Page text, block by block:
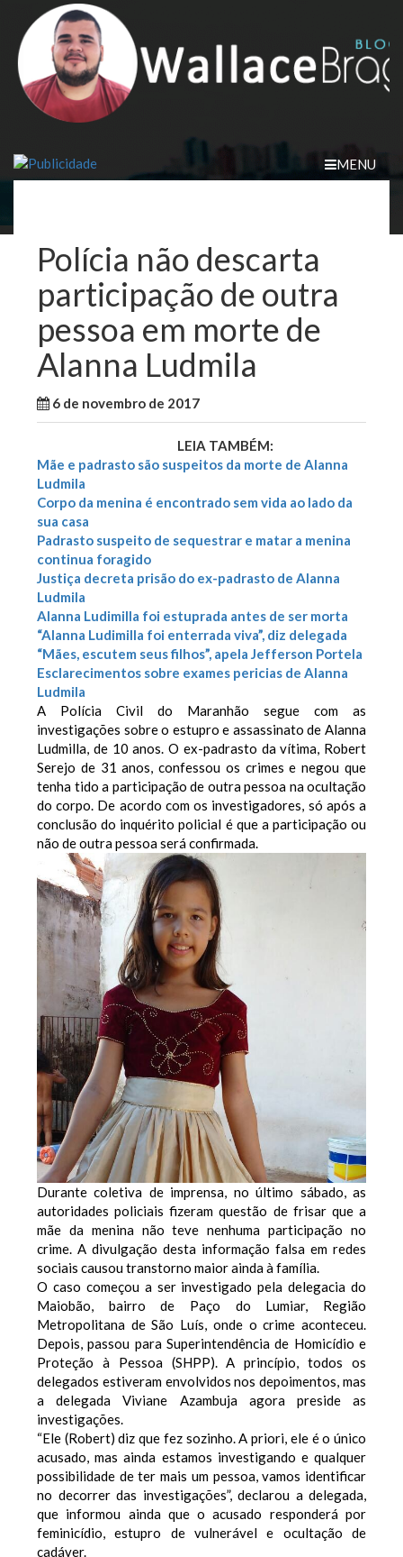
content
MENU
Polícia não descarta
participação de outra
pessoa em morte de
Alanna Ludmila
6 de novembro de 2017
LEIA TAMBÉM:
Mãe e padrasto são suspeitos da morte de Alanna
Ludmila
Corpo da menina é encontrado sem vida ao lado da
sua casa
Padrasto suspeito de sequestrar e matar a menina
continua foragido
Justiça decreta prisão do ex-padrasto de Alanna
Ludmila
Alanna Ludimilla foi estuprada antes de ser morta
“Alanna Ludimilla foi enterrada viva”, diz delegada
“Mães, escutem seus filhos”, apela Jefferson Portela
Esclarecimentos sobre exames pericias de Alanna
Ludmila
A Polícia Civil do Maranhão segue com as
investigações sobre o estupro e assassinato de Alanna
Ludmilla, de 10 anos. O ex-padrasto da vítima, Robert
Serejo de 31 anos, confessou os crimes e negou que
tenha tido a participação de outra pessoa na ocultação
do corpo. De acordo com os investigadores, só após a
conclusão do inquérito policial é que a participação ou
não de outra pessoa será confirmada.
Durante coletiva de imprensa, no último sábado, as
autoridades policiais fizeram questão de frisar que a
mãe da menina não teve nenhuma participação no
crime. A divulgação desta informação falsa em redes
sociais causou transtorno maior ainda à família.
O caso começou a ser investigado pela delegacia do
Maiobão, bairro de Paço do Lumiar, Região
Metropolitana de São Luís, onde o crime aconteceu.
Depois, passou para Superintendência de Homicídio e
Proteção à Pessoa (SHPP). A princípio, todos os
delegados estiveram envolvidos nos depoimentos, mas
a delegada Viviane Azambuja agora preside as
investigações.
“Ele (Robert) diz que fez sozinho. A priori, ele é o único
acusado, mas ainda estamos investigando e qualquer
possibilidade de ter mais um pessoa, vamos identificar
no decorrer das investigações”, declarou a delegada,
que informou ainda que o acusado responderá por
feminicídio, estupro de vulnerável e ocultação de
cadáver.